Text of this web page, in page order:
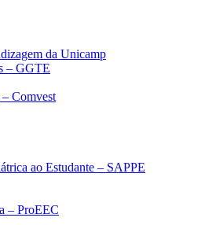
da Unicamp
– GGTE
– Comvest
ao Estudante – SAPPE
– ProEEC